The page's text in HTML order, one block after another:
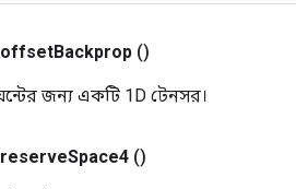
offsetBackprop ()
জন্য একটি 1D টেনসর।
reserveSpace4 ()